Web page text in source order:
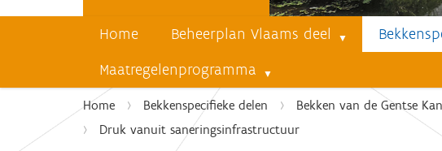
Home Beheerplan Vlaams deel
Maatregelenprogramma
U
b
Home Bekkenspecifieke delen Bekken van de Gentse
Druk vanuit saneringsinfrastructuur